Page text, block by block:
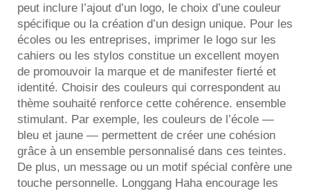
peut inclure l’ajout d’un logo, le choix d’une couleur
spécifique ou la création d’un design unique. Pour les
écoles ou les entreprises, imprimer le logo sur les
cahiers ou les stylos constitue un excellent moyen
de promouvoir la marque et de manifester fierté et
identité. Choisir des couleurs qui correspondent au
thème souhaité renforce cette cohérence. ensemble
stimulant. Par exemple, les couleurs de l’école —
bleu et jaune — permettent de créer une cohésion
grâce à un ensemble personnalisé dans ces teintes.
De plus, un message ou un motif spécial confère une
touche personnelle. Longgang Haha encourage les